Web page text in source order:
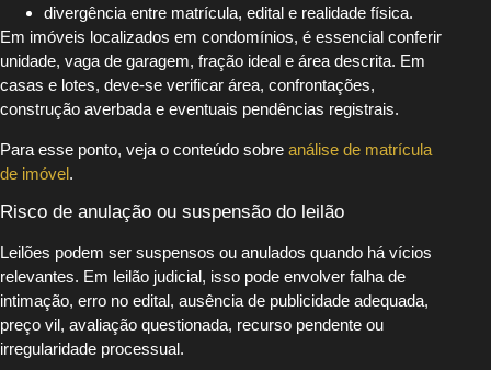
divergência entre matrícula, edital e realidade física.
Em imóveis localizados em condomínios, é essencial conferir
unidade, vaga de garagem, fração ideal e área descrita. Em
casas e lotes, deve-se verificar área, confrontações,
construção averbada e eventuais pendências registrais.
Para esse ponto, veja o conteúdo sobre análise de matrícula
de imóvel.
Risco de anulação ou suspensão do leilão
Leilões podem ser suspensos ou anulados quando há vícios
relevantes. Em leilão judicial, isso pode envolver falha de
intimação, erro no edital, ausência de publicidade adequada,
preço vil, avaliação questionada, recurso pendente ou
irregularidade processual.